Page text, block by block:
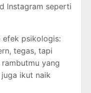
Instagram seperti
efek psikologis:
tegas, tapi
yang
ikut naik